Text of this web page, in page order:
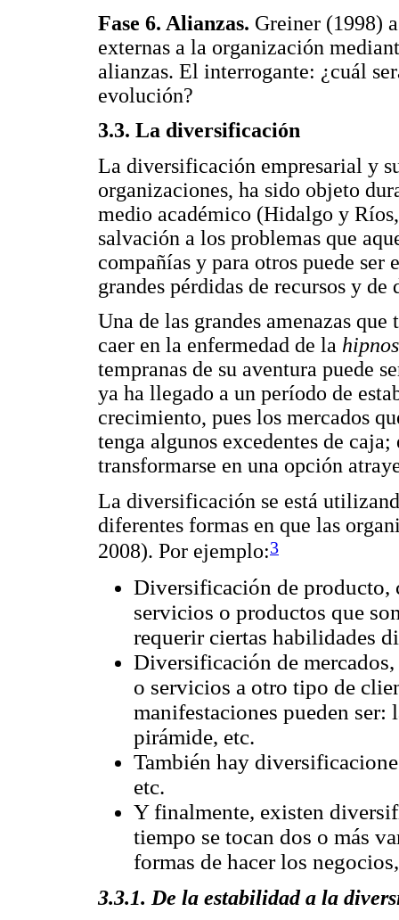
Fase 6. Alianzas. Greiner (1998)
externas a la organización
alianzas. El interrogante: ¿cuál
evolución?
3.3. La diversificación
La diversificación empresarial y
organizaciones, ha sido objeto
medio académico (Hidalgo y
salvación a los problemas que
compañías y para otros puede
grandes pérdidas de recursos y de
Una de las grandes amenazas
caer en la enfermedad de la
tempranas de su aventura puede
ya ha llegado a un período de
crecimiento, pues los mercados
tenga algunos excedentes de
transformarse en una opción
La diversificación se está
diferentes formas en que las
2008). Por ejemplo:3
Diversificación de producto,
servicios o productos que
requerir ciertas habilidades
Diversificación de
o servicios a otro tipo de
manifestaciones pueden ser:
pirámide, etc.
También hay
etc.
Y finalmente, existen
tiempo se tocan dos o más
formas de hacer los
3.3.1. De la estabilidad a la